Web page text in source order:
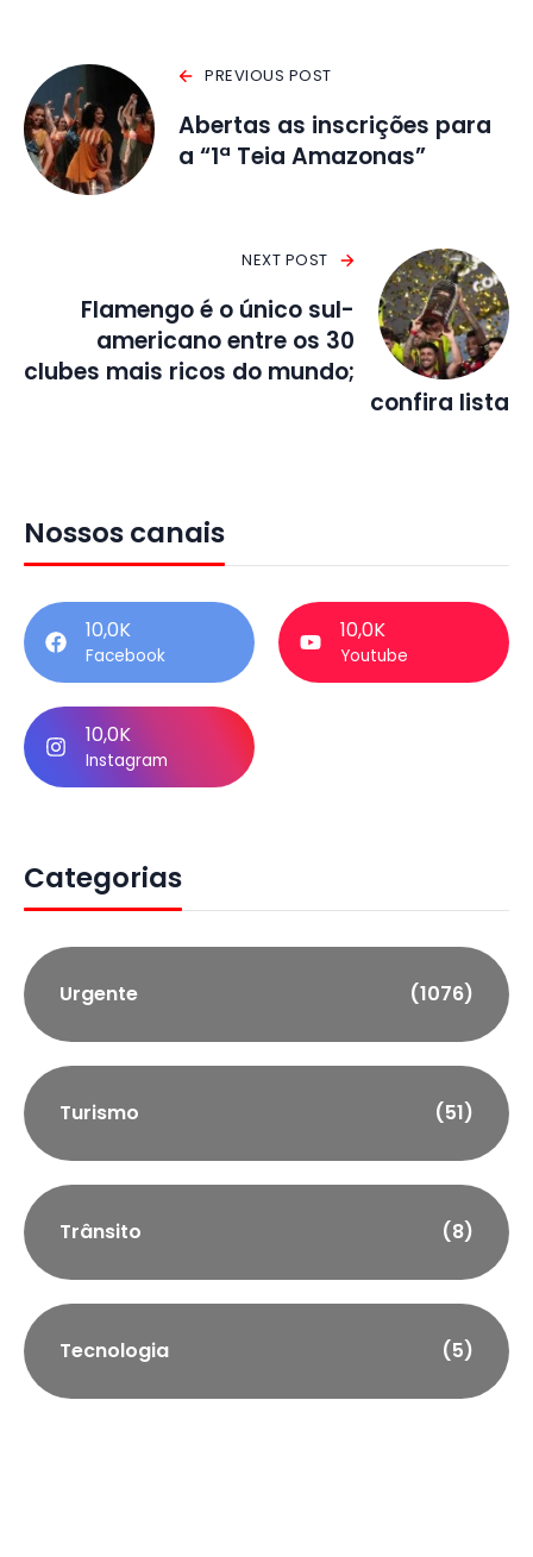
PREVIOUS POST
Abertas as inscrições para
a “1ª Teia Amazonas”
NEXT POST
Flamengo é o único sul-
americano entre os 30
clubes mais ricos do mundo;
confira lista
Nossos canais
10,0K
Facebook
10,0K
Youtube
10,0K
Instagram
Categorias
Urgente (1076)
Turismo (51)
Trânsito (8)
Tecnologia (5)